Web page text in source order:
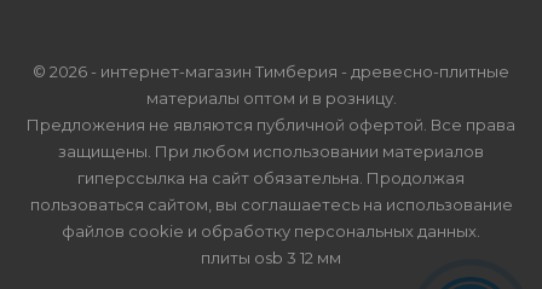
© 2026 - интернет-магазин Тимберия - древесно-плитные
материалы оптом и в розницу.
Предложения не являются публичной офертой. Все права
защищены. При любом использовании материалов
гиперссылка на сайт обязательна. Продолжая
пользоваться сайтом, вы соглашаетесь на использование
файлов cookie и обработку персональных данных
плиты osb 3 12 мм